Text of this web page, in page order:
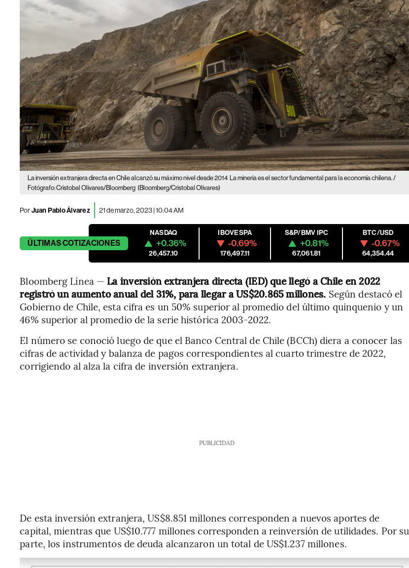
La inversión extranjera directa en Chile alcanzó su máximo nivel desde 2014 La minería es el sector fundamental para la economía chilena. /
Fotógrafo: Cristobal Olivares/Bloomberg (Bloomberg/Cristobal Olivares)
PorJuan Pablo Álvarez 21 de marzo, 2023 | 10:04 AM
ÚLTIMASCOTIZACIONES
NASDAQ
+0.36%
26,457.10
IBOVESPA
-0.69%
176,497.11
S&P/BMV IPC
+0.81%
67,061.81
BTC/USD
-0.67%
64,354.44
Bloomberg Línea — La inversión extranjera directa (IED) que llegó a Chile en 2022
registró un aumento anual del 31%, para llegar a US$20.865 millones. Según destacó el
Gobierno de Chile, esta cifra es un 50% superior al promedio del último quinquenio y un
46% superior al promedio de la serie histórica 2003-2022.
El número se conoció luego de que el Banco Central de Chile (BCCh) diera a conocer las
cifras de actividad y balanza de pagos correspondientes al cuarto trimestre de 2022,
corrigiendo al alza la cifra de inversión extranjera.
PUBLICIDAD
De esta inversión extranjera, US$8.851 millones corresponden a nuevos aportes de
capital, mientras que US$10.777 millones corresponden a reinversión de utilidades. Por su
parte, los instrumentos de deuda alcanzaron un total de US$1.237 millones.